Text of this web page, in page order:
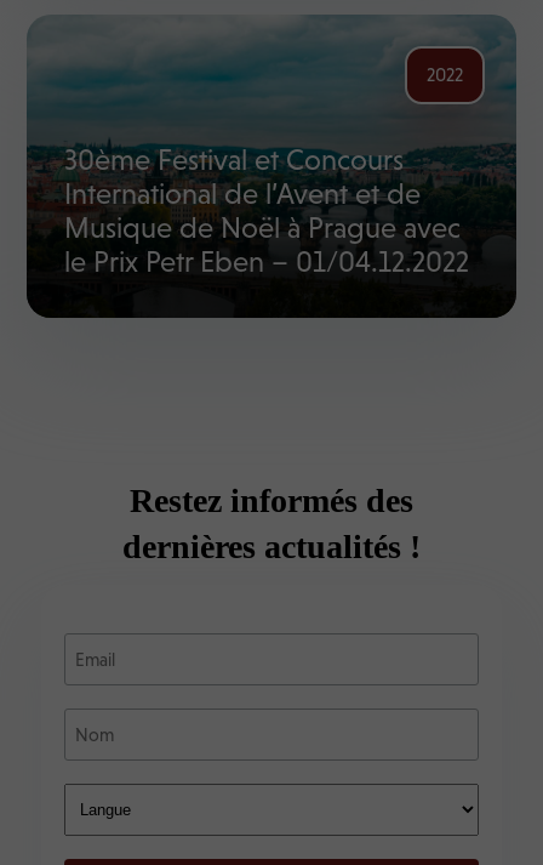
2022
30ème Festival et Concours
International de l’Avent et de
Musique de Noël à Prague avec
le Prix Petr Eben – 01/04.12.2022
Restez informés des
dernières actualités !